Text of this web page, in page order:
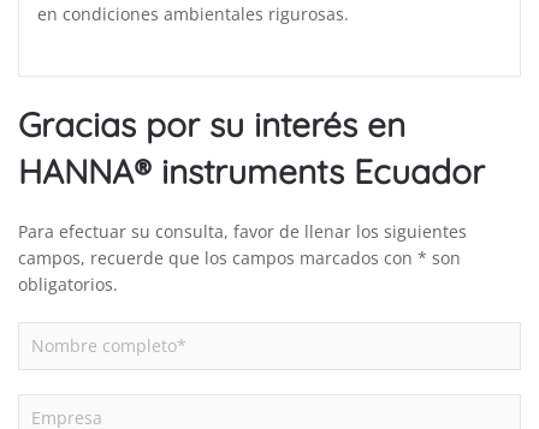
en condiciones ambientales rigurosas.
Gracias por su interés en
HANNA® instruments Ecuador
Para efectuar su consulta, favor de llenar los siguientes
campos, recuerde que los campos marcados con * son
obligatorios.